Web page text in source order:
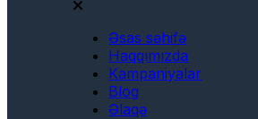
Əsas səhifə
Haqqımızda
Kampaniyalar
Blog
Əlaqə